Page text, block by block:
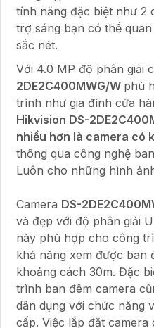
tính năng đặc biệt như 2
trợ sáng bạn có thể
sắc nét.
Với 4.0 MP độ phân giải
2DE2C400MWG/W phù
trình như gia đình cửa
Hikvision DS-
nhiều hơn là camera có
thông qua công nghệ
Luôn cho những hình
Camera DS-
và đẹp với độ phân giải
này phù hợp cho công
khả năng xem được ban
khoảng cách 30m. Đặc
trình ban đêm camera
dân dụng với chức năng
cấp. Việc lắp đặt